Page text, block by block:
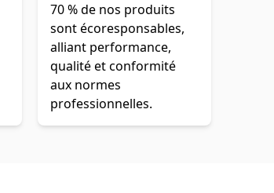
70 % de nos produits
sont écoresponsables,
alliant performance,
qualité et conformité
aux normes
professionnelles.